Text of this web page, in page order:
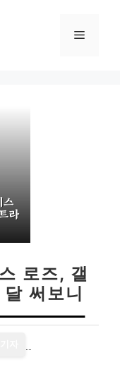
메
로즈, 갤
써보니